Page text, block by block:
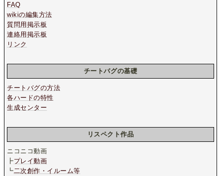
FAQ
wikiの編集方法
質問用掲示板
連絡用掲示板
リンク
チートバグの基礎
チートバグの方法
各ハードの特性
生成センター
リスペクト作品
ニコニコ動画
┣プレイ動画
┗二次創作・イルーム等